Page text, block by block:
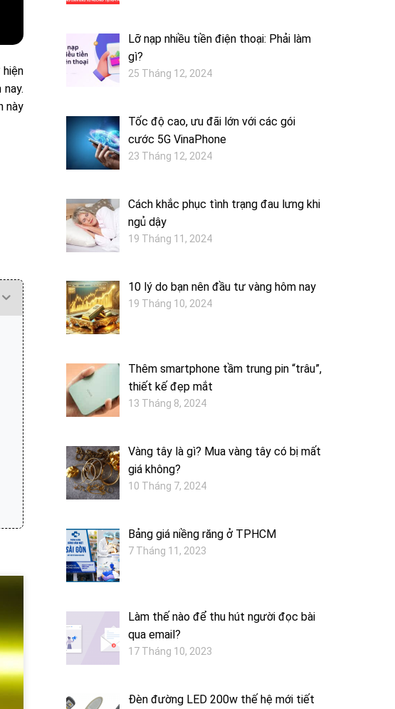
này
Lỡ nạp nhiều tiền điện thoại: Phải làm
gì?
25 Tháng 12, 2024
Tốc độ cao, ưu đãi lớn với các gói
cước 5G VinaPhone
23 Tháng 12, 2024
Cách khắc phục tình trạng đau lưng khi
ngủ dậy
19 Tháng 11, 2024
10 lý do bạn nên đầu tư vàng hôm nay
19 Tháng 10, 2024
Thêm smartphone tầm trung pin “trâu”,
thiết kế đẹp mắt
13 Tháng 8, 2024
Vàng tây là gì? Mua vàng tây có bị mất
giá không?
10 Tháng 7, 2024
Bảng giá niềng răng ở TPHCM
7 Tháng 11, 2023
Làm thế nào để thu hút người đọc bài
qua email?
17 Tháng 10, 2023
Đèn đường LED 200w thế hệ mới tiết